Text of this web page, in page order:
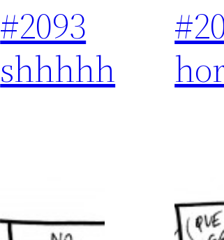
#2093
shhhhh